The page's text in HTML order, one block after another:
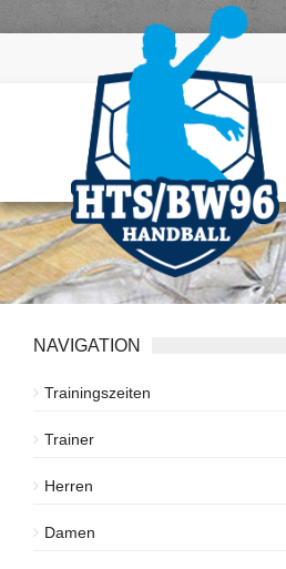
NAVIGATION
Trainingszeiten
Trainer
Herren
Damen